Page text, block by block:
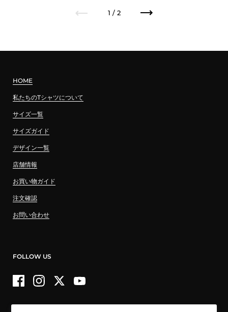
前へ 1 / 2 次へ
HOME
私たちのTシャツについて
サイズ一覧
サイズガイド
デザイン一覧
店舗情報
お買い物ガイド
注文確認
お問い合わせ
FOLLOW US
FacebookInstagramTwitterYouTube